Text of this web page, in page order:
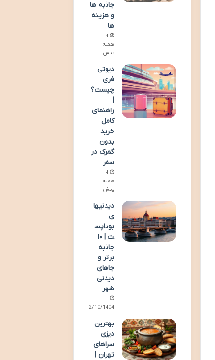
جاذبه ها
و هزینه
ها
4
هفته
پیش
دیوتی
فری
چیست؟
|
راهنمای
کامل
خرید
بدون
گمرک در
سفر
4
هفته
پیش
دیدنیها
ی
بوداپس
ت | ۱۰
جاذبه
برتر و
جاهای
دیدنی
شهر
02/10/1404
بهترین
دیزی
سراهای
تهران |